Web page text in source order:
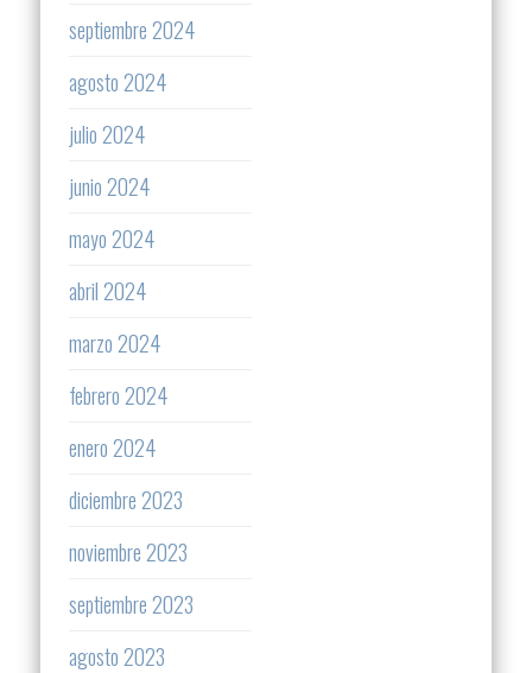
septiembre 2024
agosto 2024
julio 2024
junio 2024
mayo 2024
abril 2024
marzo 2024
febrero 2024
enero 2024
diciembre 2023
noviembre 2023
septiembre 2023
agosto 2023